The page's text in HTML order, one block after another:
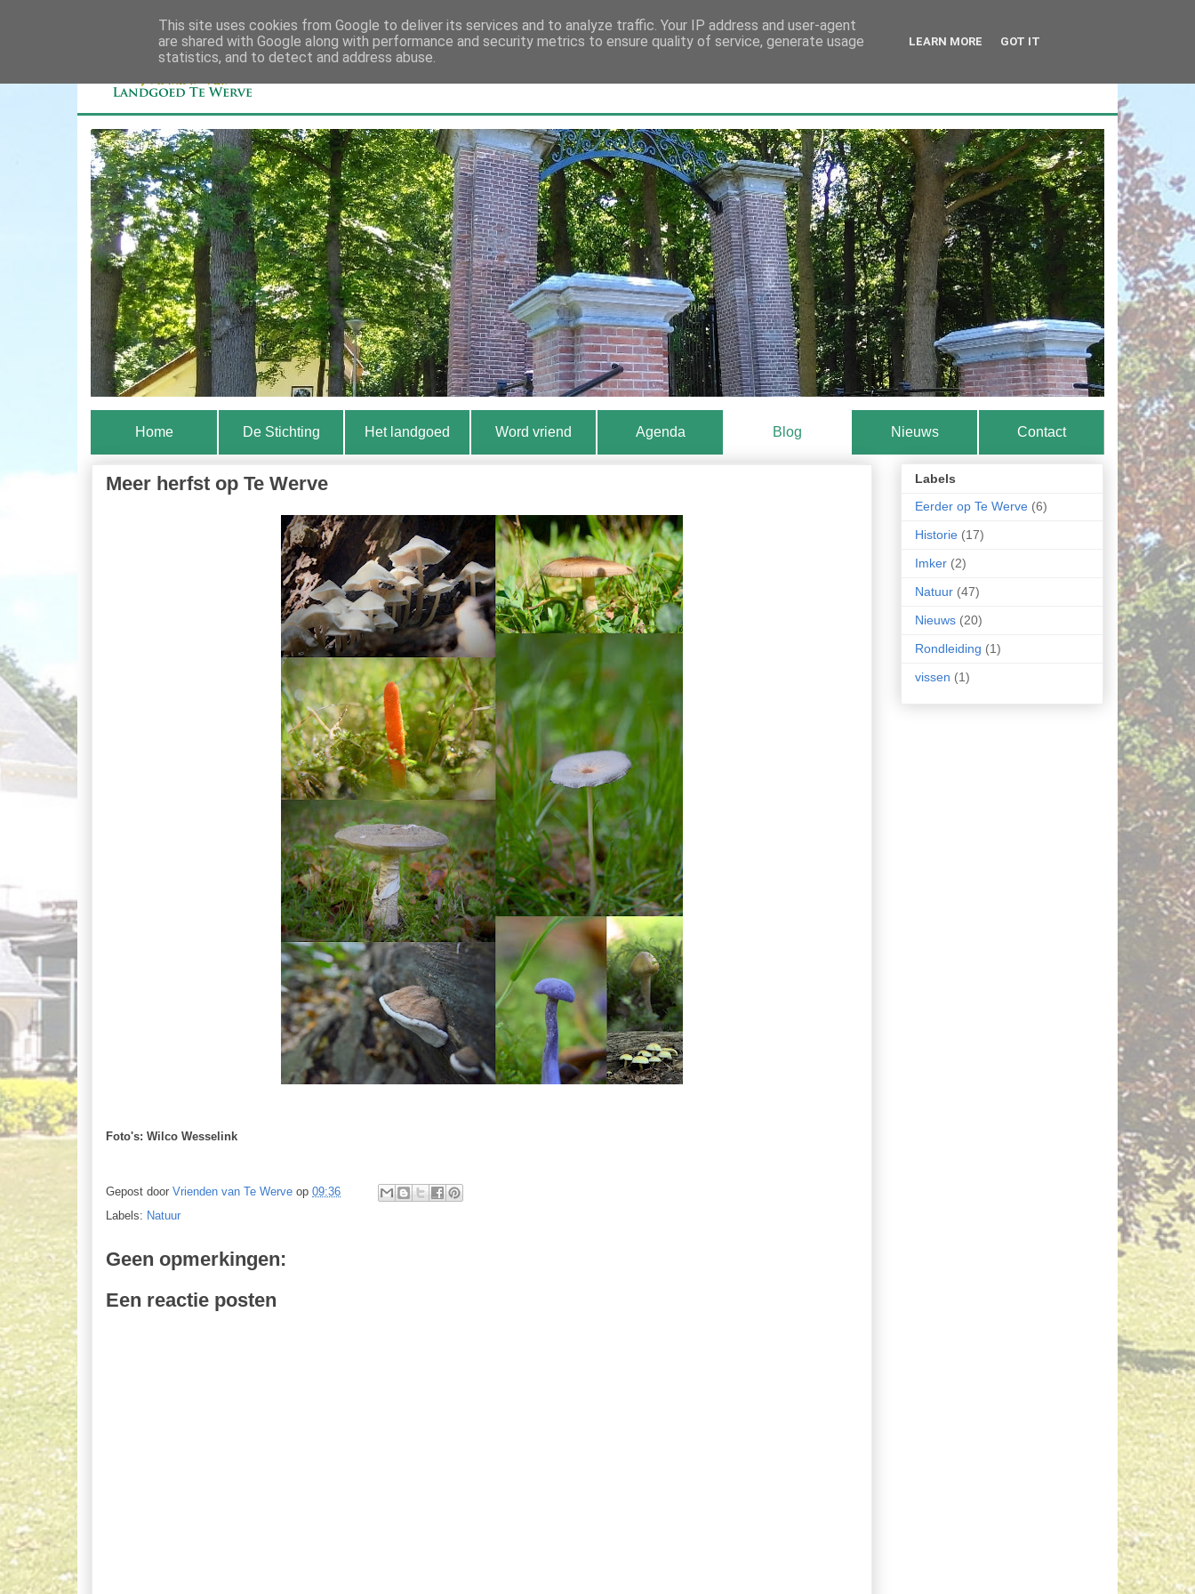
Home De Stichting Het landgoed Word vriend Agenda Blog Nieuws Contact
Meer herfst op Te Werve
Foto's: Wilco Wesselink
Gepost door Vrienden van Te Werve op 09:36
Labels: Natuur
Geen opmerkingen:
Een reactie posten
Labels
Eerder op Te Werve (6)
Historie (17)
Imker (2)
Natuur (47)
Nieuws (20)
Rondleiding (1)
vissen (1)
This site uses cookies from Google to deliver its services and to analyze traffic. Your IP address and user-agent
are shared with Google along with performance and security metrics to ensure quality of service, generate usage
statistics, and to detect and address abuse.
LEARN MORE GOT IT